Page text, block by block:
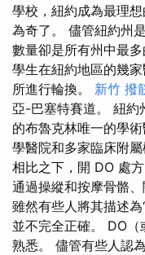
學校，紐約成為最理
為奇了。 儘管紐約州
數量卻是所有州中最
學生在紐約地區的幾
所進行輪換。 新竹 撥
亞-巴塞特賽道。 紐約
的布魯克林唯一的學
學醫院和多家臨床附屬
相比之下，開 DO 處
通過操縱和按摩骨骼
雖然有些人將其描述
並不完全正確。 DO
熟悉。 儘管有些人認